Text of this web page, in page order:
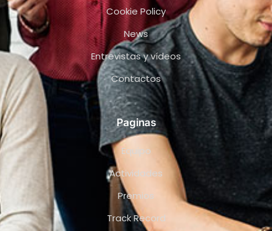
Cookie Policy
News
Entrevistas y vídeos
Contactos
Paginas
Equipo
Actividades
Premios
Track Record